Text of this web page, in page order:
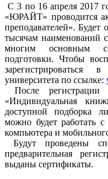
С 3 по 16 апреля 2017
«ЮРАЙТ» проводится
преподавателей».
тысячам наименований
многим основным
подготовки. Чтобы
университета по ссылке:
После
«Индивидуальная
доступной подборка
можно будет работать
компьютера и
Будут проведены
предварительная
выданы сертификаты.